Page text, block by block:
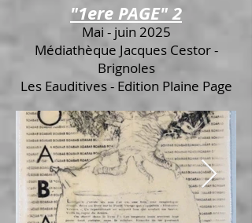
"1ere PAGE" 2
Mai - juin 2025
Médiathèque Jacques Cestor -
Brignoles
Les Eauditives - Edition Plaine Page